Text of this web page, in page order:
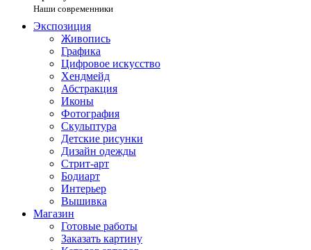
Наши современники
Экспозиция
Живопись
Графика
Цифровое искусство
Хендмейд
Абстракция
Иконы
Фотография
Скульптура
Детские рисунки
Дизайн одежды
Стрит-арт
Бодиарт
Интерьер
Вышивка
Магазин
Готовые работы
Заказать картину